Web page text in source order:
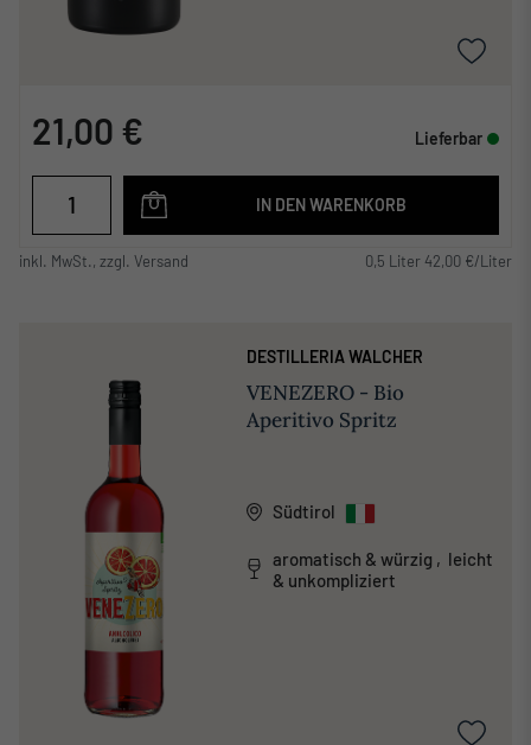
21,00 € Lieferbar
IN DEN WARENKORB
inkl. MwSt., zzgl. Versand 0,5 Liter 42,00 €/Liter
DESTILLERIA WALCHER
VENEZERO - Bio
Aperitivo Spritz
Südtirol
aromatisch & würzig , leicht
& unkompliziert